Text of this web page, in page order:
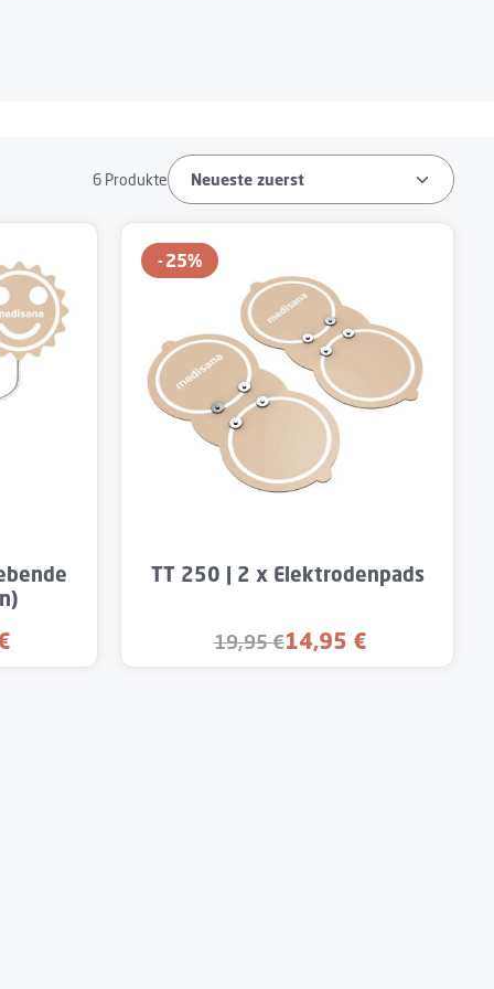
6 Produkte
die Anzahl zu erhöhen oder zu
benutze die Schaltflächen um die
25%
Produkt Anzahl: Gib den
TT 250 | 2 x Elektrodenpads
Verkaufspreis:
14,95 €
Regulärer Preis:
19,95 €